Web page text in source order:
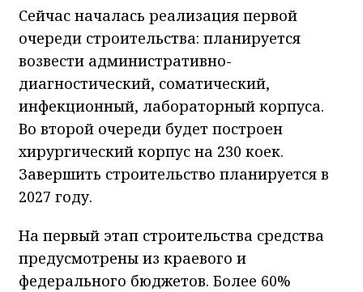
Сейчас началась реализация первой
очереди строительства: планируется
возвести административно-
диагностический, соматический,
инфекционный, лабораторный корпуса.
Во второй очереди будет построен
хирургический корпус на 230 коек.
Завершить строительство планируется в
2027 году.
На первый этап строительства средства
предусмотрены из краевого и
федерального бюджетов. Более 60%